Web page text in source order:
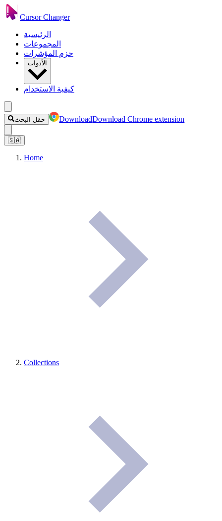
Cursor Changer
الرئيسية
المجموعات
حزم المؤشرات
الأدوات
كيفية الاستخدام
حقل البحث DownloadDownload Chrome extension
🇸🇦
Home
Collections